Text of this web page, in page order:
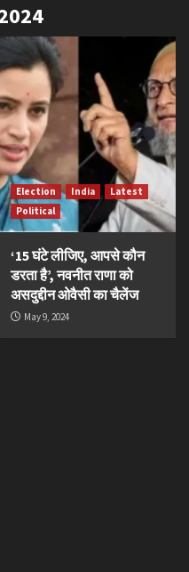
Election India
Latest
Political
‘15 घंटे लीजिए, आपसे कौन
डरता है’, नवनीत राणा को
असदुद्दीन ओवैसी का चैलेंज
May 9, 2024